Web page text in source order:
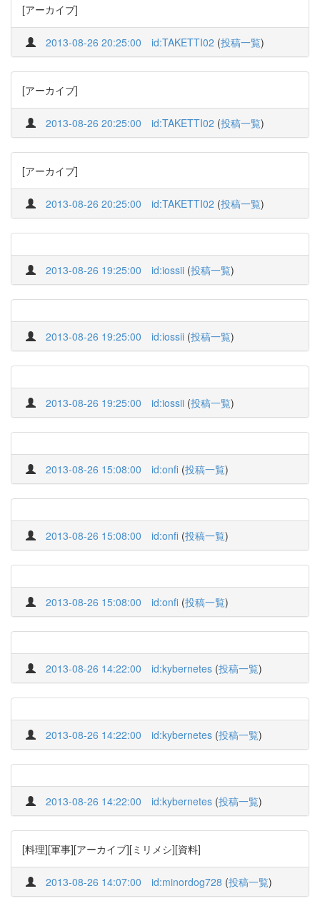
[アーカイブ]
2013-08-26 20:25:00 id:TAKETTI02 (投稿一覧)
[アーカイブ]
2013-08-26 20:25:00 id:TAKETTI02 (投稿一覧)
[アーカイブ]
2013-08-26 20:25:00 id:TAKETTI02 (投稿一覧)
2013-08-26 19:25:00 id:iossii (投稿一覧)
2013-08-26 19:25:00 id:iossii (投稿一覧)
2013-08-26 19:25:00 id:iossii (投稿一覧)
2013-08-26 15:08:00 id:onfi (投稿一覧)
2013-08-26 15:08:00 id:onfi (投稿一覧)
2013-08-26 15:08:00 id:onfi (投稿一覧)
2013-08-26 14:22:00 id:kybernetes (投稿一覧)
2013-08-26 14:22:00 id:kybernetes (投稿一覧)
2013-08-26 14:22:00 id:kybernetes (投稿一覧)
[料理][軍事][アーカイブ][ミリメシ][資料]
2013-08-26 14:07:00 id:minordog728 (投稿一覧)